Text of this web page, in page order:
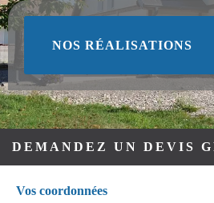
NOS RÉALISATIONS
DEMANDEZ UN DEVIS
Vos coordonnées